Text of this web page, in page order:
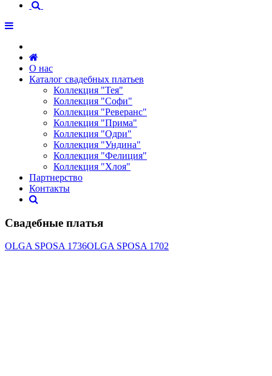
О нас
Каталог свадебных платьев
Коллекция "Тея"
Коллекция "Софи"
Коллекция "Реверанс"
Коллекция "Прима"
Коллекция "Одри"
Коллекция "Ундина"
Коллекция "Фелиция"
Коллекция "Хлоя"
Партнерство
Контакты
Свадебные платья
OLGA SPOSA 1736OLGA SPOSA 1702